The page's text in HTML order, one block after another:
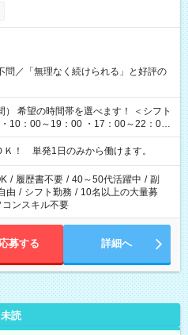
問／「無理なく続けられる」と好評の
フト
10：00～19：00 ・17：00～22：00
：00～翌6：00 など
Ｋ！ 単発1日のみから働けます。
/ 履歴書不要 / 40～50代活躍中 / 副
由 / シフト勤務 / 10名以上の大量募
コンスキル不要
応募する 詳細へ
未読